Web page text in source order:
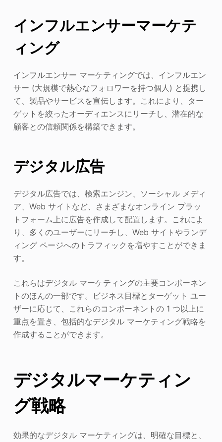
インフルエンサーマーケテ
ィング
インフルエンサー マーケティングでは、インフルエン
サー (大規模で熱心なフォロワーを持つ個人) と提携し
て、製品やサービスを宣伝します。これにより、ター
ゲットを絞ったオーディエンスにリーチし、潜在的な
顧客との信頼関係を構築できます。
デジタル広告
デジタル広告では、検索エンジン、ソーシャル メディ
ア、Web サイトなど、さまざまなオンライン プラッ
トフォーム上に広告を作成して配置します。これによ
り、多くのユーザーにリーチし、Web サイトやランデ
ィング ページへのトラフィックを増やすことができま
す。
これらはデジタル マーケティングの主要コンポーネン
トのほんの一部です。ビジネス目標とターゲット ユー
ザーに応じて、これらのコンポーネントの 1 つ以上に
重点を置き、包括的なデジタル マーケティング戦略を
作成することができます。
デジタルマーケティン
グ戦略
効果的なデジタル マーケティングは、明確な目標と、